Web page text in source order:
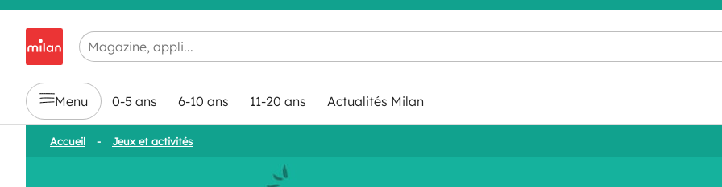
Chargement en cours...
Menu 0-5 ans 6-10 ans 11-20 ans Actualités Milan
Accueil - Jeux et activités